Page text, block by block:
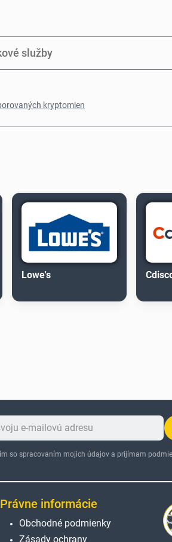
služby
kryptomien
Lowe's
so spracovaním mojich údajov a prijímam
Právne informácie
Obchodné podmienky
Zásady ochrany